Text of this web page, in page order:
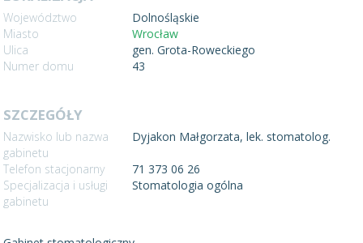
Województwo
Dolnośląskie
Miasto
Wrocław
Ulica
gen. Grota-Roweckiego
Numer domu
43
SZCZEGÓŁY
Nazwisko lub nazwa
gabinetu
Dyjakon Małgorzata, lek. stomatolog.
Telefon stacjonarny
71 373 06 26
Specjalizacja i usługi
gabinetu
Stomatologia ogólna